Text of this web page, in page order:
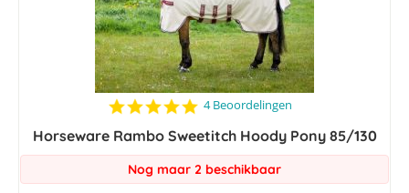
4.8
rating
4 Beoordelingen
Horseware Rambo Sweetitch Hoody Pony 85/130
Nog maar 2 beschikbaar